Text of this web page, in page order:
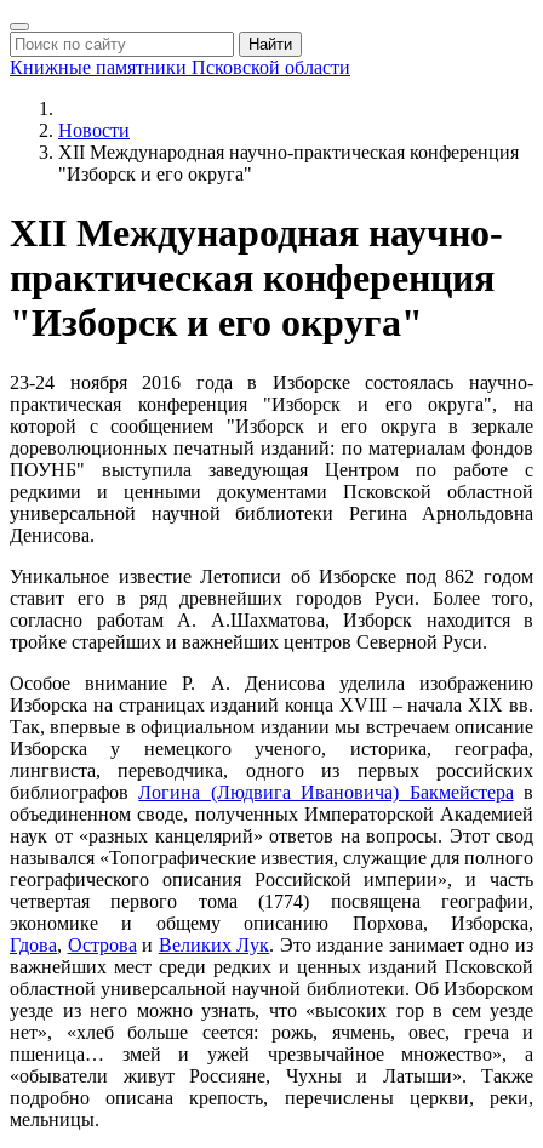
Найти
Книжные памятники Псковской области
Новости
XII Международная научно-практическая конференция
"Изборск и его округа"
XII Международная научно-
практическая конференция
"Изборск и его округа"
23-24 ноября 2016 года в Изборске состоялась научно-
практическая конференция "Изборск и его округа", на
которой с сообщением "Изборск и его округа в зеркале
дореволюционных печатный изданий: по материалам фондов
ПОУНБ" выступила заведующая Центром по работе с
редкими и ценными документами Псковской областной
универсальной научной библиотеки Регина Арнольдовна
Денисова.
Уникальное известие Летописи об Изборске под 862 годом
ставит его в ряд древнейших городов Руси. Более того,
соглаcно работам А. А.Шахматова, Изборск находится в
тройке старейших и важнейших центров Северной Руси.
Особое внимание Р. А. Денисова уделила изображению
Изборска на страницах изданий конца XVIII – начала XIX вв.
Так, впервые в официальном издании мы встречаем описание
Изборска у немецкого ученого, историка, географа,
лингвиста, переводчика, одного из первых российских
библиографовЛогина (Людвига Ивановича) Бакмейстера в
объединенном своде, полученных Императорской Академией
наук от «разных канцелярий» ответов на вопросы. Этот свод
назывался «Топографические известия, служащие для полного
географического описания Российской империи», и часть
четвертая первого тома (1774) посвящена географии,
экономике и общему описанию Порхова, Изборска,
Гдова, Острова и Великих Лук. Это издание занимает одно из
важнейших мест среди редких и ценных изданий Псковской
областной универсальной научной библиотеки. Об Изборском
уезде из него можно узнать, что «высоких гор в сем уезде
нет», «хлеб больше сеется: рожь, ячмень, овес, греча и
пшеница… змей и ужей чрезвычайное множество», а
«обыватели живут Россияне, Чухны и Латыши». Также
подробно описана крепость, перечислены церкви, реки,
мельницы.